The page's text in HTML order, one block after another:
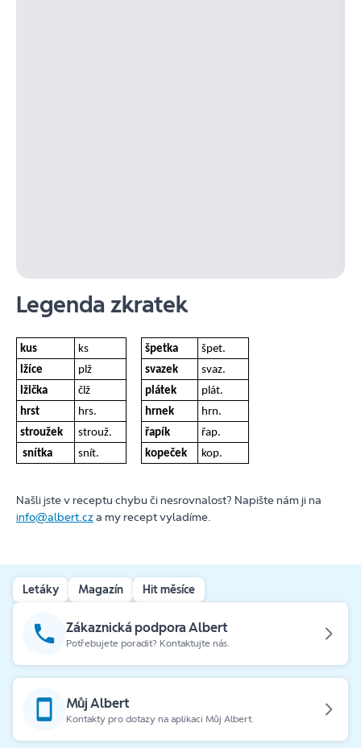
Legenda zkratek
kus ks špetka
špet.
lžíce
plž svazek
svaz.
lžička
člž plátek
plát.
hrst
hrs. hrnek
hrn.
stroužek
strouž. řapík
řap.
snítka
snít. kopeček kop.
Našli jste v receptu chybu či nesrovnalost? Napište nám ji na
info@albert.cza my recept vyladíme.
Letáky Magazín Hit měsíce
Zákaznická podpora Albert
Potřebujete poradit? Kontaktujte nás.
Můj Albert
Kontakty pro dotazy na aplikaci Můj Albert.